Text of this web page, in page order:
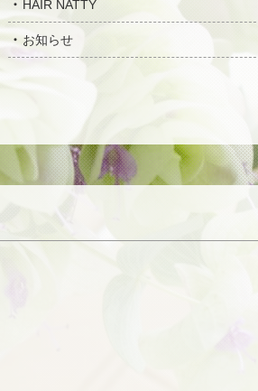
HAIR NATTY
お知らせ